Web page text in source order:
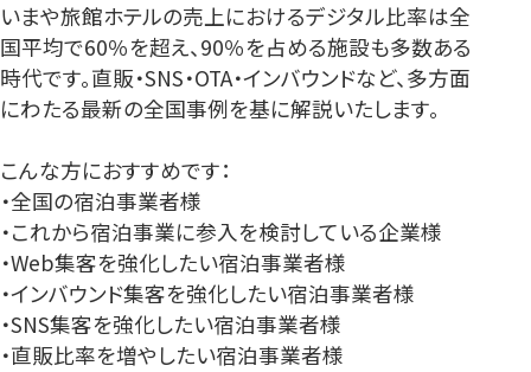
いまや旅館ホテルの売上におけるデジタル比率は全
国平均で60％を超え、90％を占める施設も多数ある
時代です。直販・SNS・OTA・インバウンドなど、多方面
にわたる最新の全国事例を基に解説いたします。
こんな方におすすめです：
・全国の宿泊事業者様
・これから宿泊事業に参入を検討している企業様
・Web集客を強化したい宿泊事業者様
・インバウンド集客を強化したい宿泊事業者様
・SNS集客を強化したい宿泊事業者様
・直販比率を増やしたい宿泊事業者様